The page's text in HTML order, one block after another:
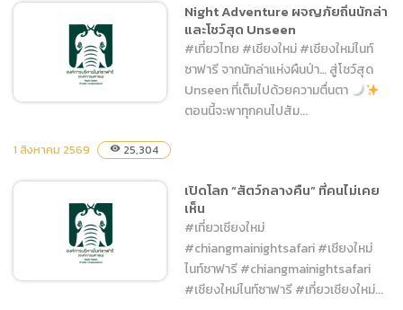
ถิ่นนักล่า และโชว์สุด Unseen
Night Adventure ผจญภัยถิ่นนักล่า
และโชว์สุด Unseen
#เที่ยวไทย #เชียงใหม่ #เชียงใหม่ไนท์
ซาฟารี จากนักล่าแห่งผืนป่า… สู่โชว์สุด
Unseen ที่เต็มไปด้วยความตื่นตา
ตอนนี้จะพาทุกคนไปสัม...
1 สิงหาคม 2569 visibility 25,304
เปิดโลก “สัตว์กลางคืน” ที่คนไม่เคย
เห็น
#เที่ยวเชียงใหม่
#chiangmainightsafari #เชียงใหม่
ไนท์ซาฟารี #chiangmainightsafari
#เชียงใหม่ไนท์ซาฟารี #เที่ยวเชียงใหม่...